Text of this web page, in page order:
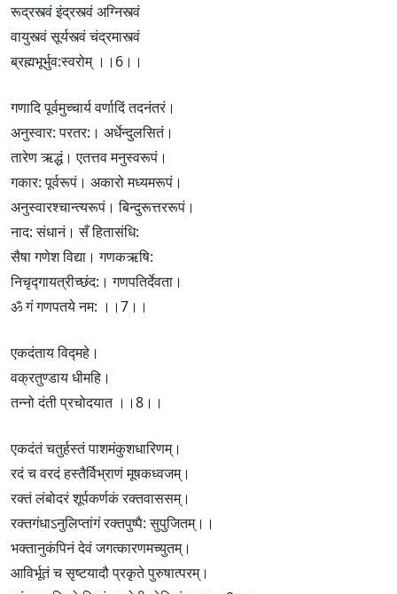
रूद्रस्त्वं इंद्रस्त्वं अग्निस्त्वं
वायुस्त्वं सूर्यस्त्वं चंद्रमास्त्वं
ब्रह्मभूर्भुव:स्वरोम् ।।6।।
गणादि पूर्वमुच्चार्य वर्णादिं तदनंतरं।
अनुस्वार: परतर:। अर्धेन्दुलसितं।
तारेण ऋद्धं। एतत्तव मनुस्वरूपं।
गकार: पूर्वरूपं। अकारो मध्यमरूपं।
अनुस्वारश्चान्त्यरूपं। बिन्दुरूत्तररूपं।
नाद: संधानं। सँ हितासंधि:
सैषा गणेश विद्या। गणकऋषि:
निचृद्गायत्रीच्छंद:। गणपतिर्देवता।
ॐ गं गणपतये नम: ।।7।।
एकदंताय विद्‍महे।
वक्रतुण्डाय धीमहि।
तन्नो दंती प्रचोदयात ।।8।।
एकदंतं चतुर्हस्तं पाशमंकुशधारिणम्।
रदं च वरदं हस्तैर्विभ्राणं मूषकध्वजम्।
रक्तं लंबोदरं शूर्पकर्णकं रक्तवाससम्।
रक्तगंधाऽनुलिप्तांगं रक्तपुष्पै: सुपुजितम्।।
भक्तानुकंपिनं देवं जगत्कारणमच्युतम्।
आविर्भूतं च सृष्टयादौ प्रकृ‍ते पुरुषात्परम्।